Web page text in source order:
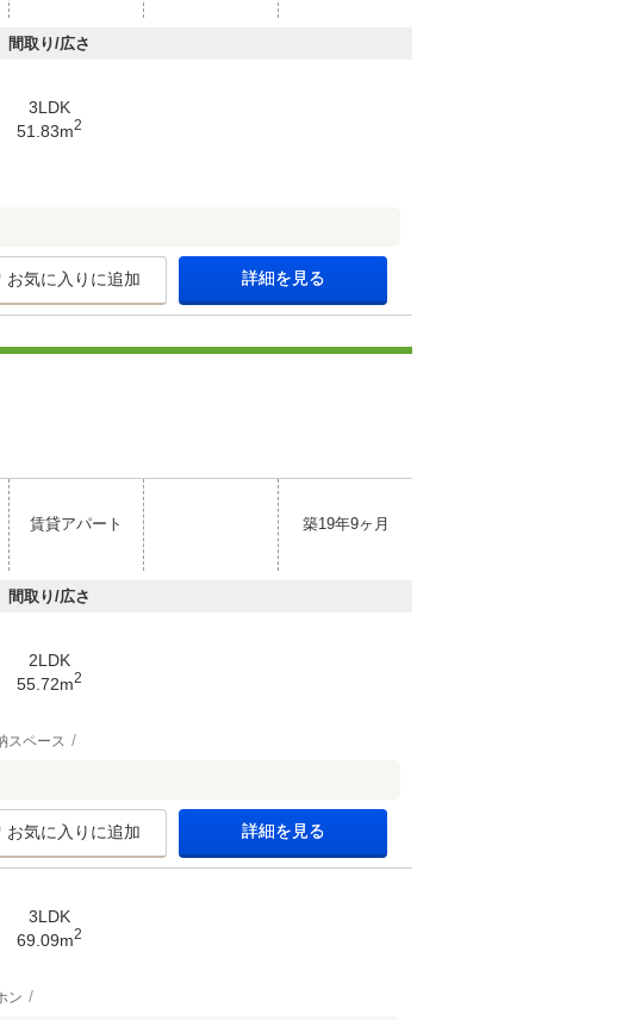
間取り/広さ
3LDK
51.83m2
お気に入りに追加 詳細を見る
賃貸アパート 築19年9ヶ月
間取り/広さ
2LDK
55.72m2
スペース
お気に入りに追加 詳細を見る
3LDK
69.09m2
ン